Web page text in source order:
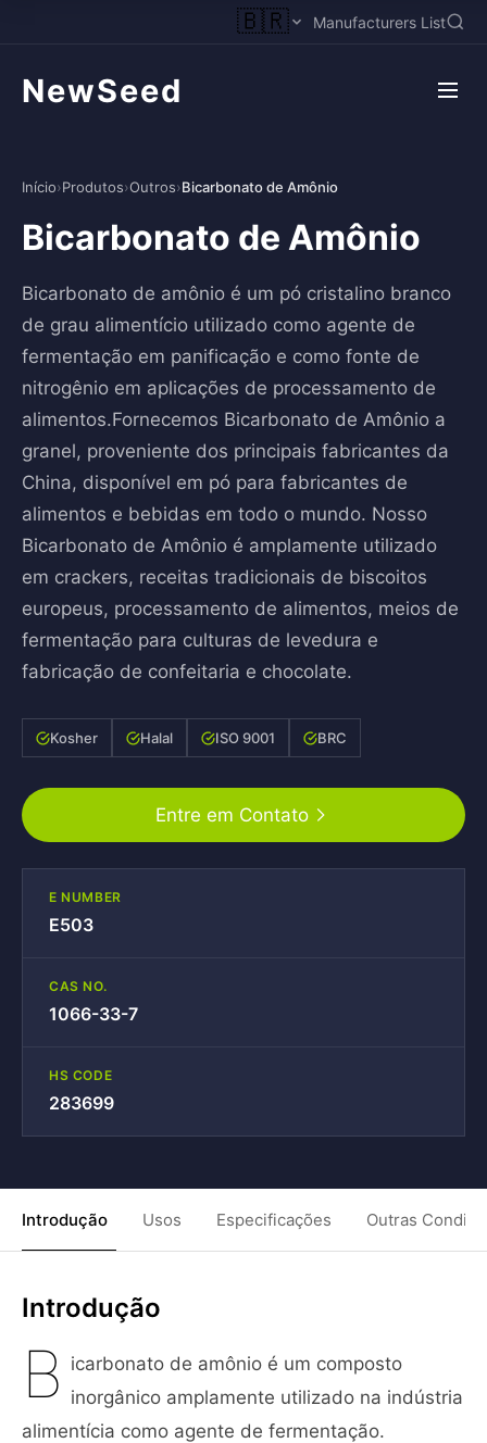
🇧🇷 Manufacturers List
NewSeed
Início›Produtos›Outros›Bicarbonato de Amônio
Bicarbonato de Amônio
Bicarbonato de amônio é um pó cristalino branco
de grau alimentício utilizado como agente de
fermentação em panificação e como fonte de
nitrogênio em aplicações de processamento de
alimentos.Fornecemos Bicarbonato de Amônio a
granel, proveniente dos principais fabricantes da
China, disponível em pó para fabricantes de
alimentos e bebidas em todo o mundo. Nosso
Bicarbonato de Amônio é amplamente utilizado
em crackers, receitas tradicionais de biscoitos
europeus, processamento de alimentos, meios de
fermentação para culturas de levedura e
fabricação de confeitaria e chocolate.
Kosher Halal ISO 9001 BRC
Entre em Contato
E NUMBER
E503
CAS NO.
1066-33-7
HS CODE
283699
Introdução Usos Especificações Outras
Introdução
B icarbonato de amônio é um composto
inorgânico amplamente utilizado na indústria
alimentícia como agente de fermentação.